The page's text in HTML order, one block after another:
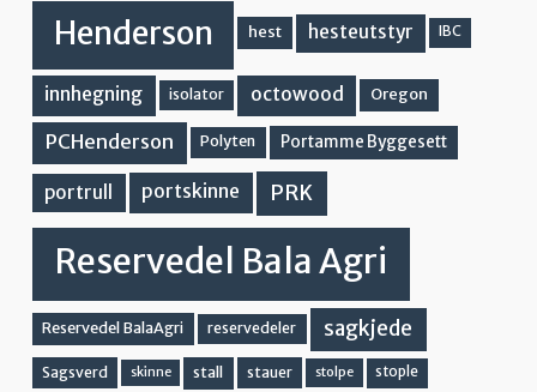
Henderson hest hesteutstyr IBC
innhegning isolator octowood Oregon
PCHenderson Polyten Portamme Byggesett
portrull portskinne PRK
Reservedel Bala Agri
Reservedel BalaAgri reservedeler sagkjede
Sagsverd skinne stall stauer stolpe stople